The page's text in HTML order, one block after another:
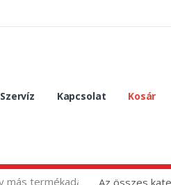
Szervíz Kapcsolat Kosár
Az összes